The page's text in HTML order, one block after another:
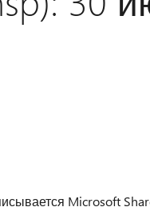
Microsoft